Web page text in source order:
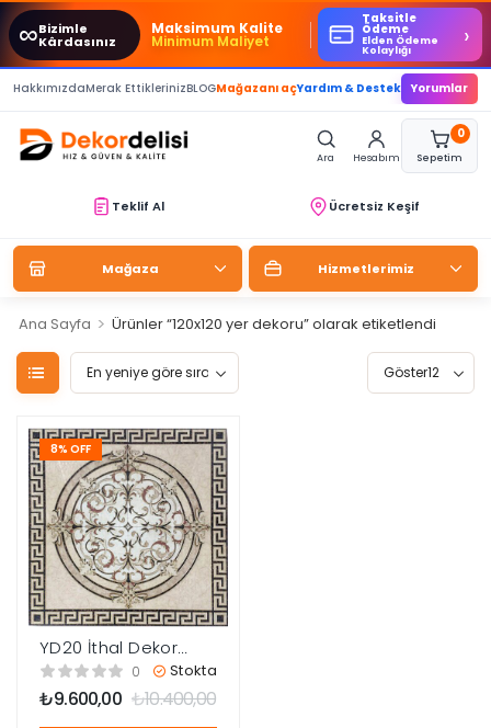
∞Bizimle
Kârdasınız
Maksimum Kalite
Minimum Maliyet
Taksitle
Ödeme
Elden Ödeme
Kolaylığı
›
HakkımızdaMerak EttiklerinizBLOGMağazanı açYardım & Destek Yorumlar
Ara Hesabım
0
Sepetim
Teklif Al Ücretsiz Keşif
Mağaza Hizmetlerimiz
Ana Sayfa > Ürünler “120x120 yer dekoru” olarak etiketlendi
8% OFF
YD20 İthal Dekor
Göbek 120×120
0 Stokta
₺9.600,00 ₺10.400,00